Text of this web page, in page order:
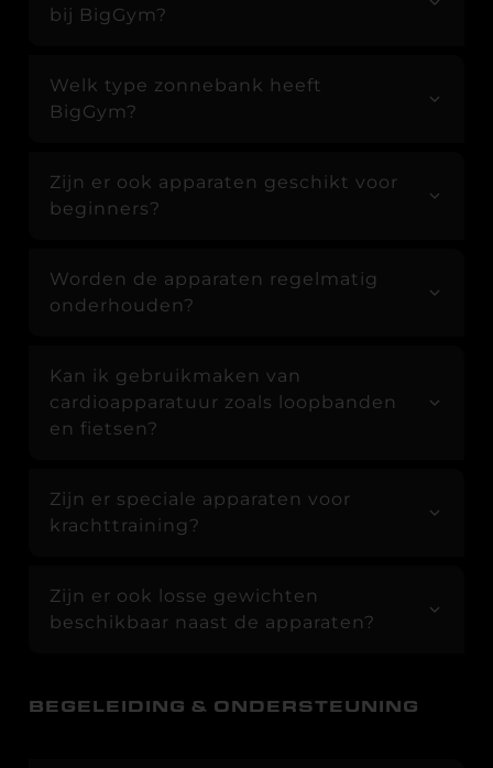
bij BigGym?
Welk type zonnebank heeft
BigGym?
Zijn er ook apparaten geschikt voor
beginners?
Worden de apparaten regelmatig
onderhouden?
Kan ik gebruikmaken van
cardioapparatuur zoals loopbanden
en fietsen?
Zijn er speciale apparaten voor
krachttraining?
Zijn er ook losse gewichten
beschikbaar naast de apparaten?
BEGELEIDING & ONDERSTEUNING